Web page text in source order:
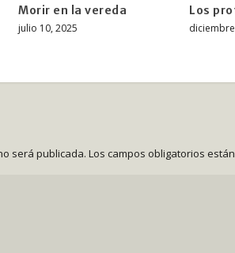
Morir en la vereda
julio 10, 2025
Los
será publicada. Los campos obligatorios